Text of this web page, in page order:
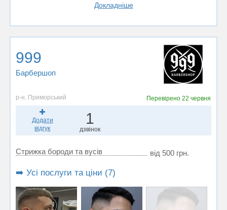
Докладніше
999
Барбершоп
р-н. Приморський Перевірено22 червня
Додати
відгук
1
дзвінок
Стрижка бороди та вусів від 500 грн.
➡️ Усі послуги та ціни (7)